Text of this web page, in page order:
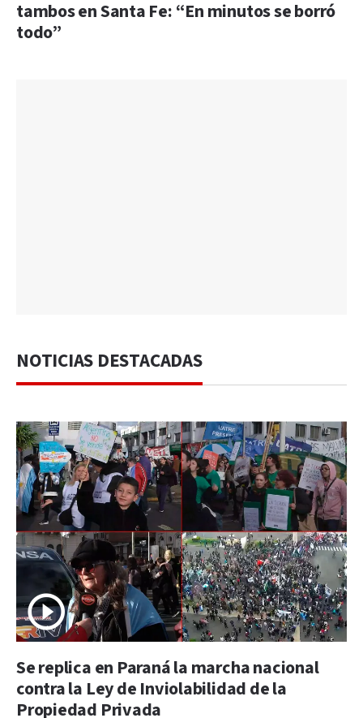
tambos en Santa Fe: “En minutos se borró
todo”
NOTICIAS DESTACADAS
Se replica en Paraná la marcha nacional
contra la Ley de Inviolabilidad de la
Propiedad Privada